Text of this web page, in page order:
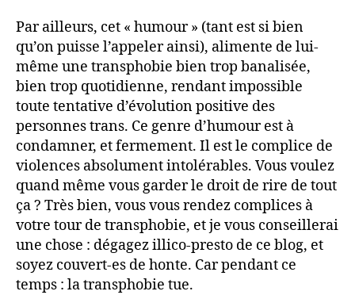
Par ailleurs, cet « humour » (tant est si bien
qu’on puisse l’appeler ainsi), alimente de lui-
même une transphobie bien trop banalisée,
bien trop quotidienne, rendant impossible
toute tentative d’évolution positive des
personnes trans. Ce genre d’humour est à
condamner, et fermement. Il est le complice de
violences absolument intolérables. Vous voulez
quand même vous garder le droit de rire de tout
ça ? Très bien, vous vous rendez complices à
votre tour de transphobie, et je vous conseillerai
une chose : dégagez illico-presto de ce blog, et
soyez couvert-es de honte. Car pendant ce
temps : la transphobie tue.